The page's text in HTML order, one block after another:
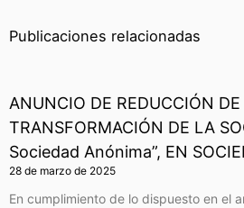
Publicaciones relacionadas
ANUNCIO DE REDUCCIÓN
TRANSFORMACIÓN DE LA
Sociedad Anónima”, EN
28 de marzo de 2025
En cumplimiento de lo dispuesto en el